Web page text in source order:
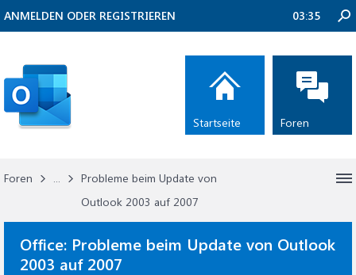
Foren ...
Probleme beim Update von
Outlook 2003 auf 2007
Office: Probleme beim Update von Outlook
2003 auf 2007
ANMELDEN ODER REGISTRIEREN 03:35
Startseite Foren